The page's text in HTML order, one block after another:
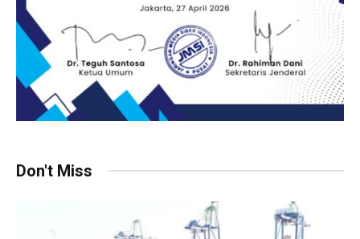
Don't Miss